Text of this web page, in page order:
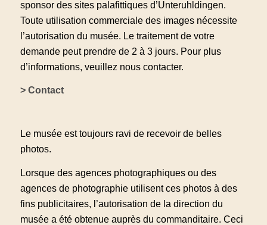
sponsor des sites palafittiques d’Unteruhldingen.
Toute utilisation commerciale des images nécessite
l’autorisation du musée. Le traitement de votre
demande peut prendre de 2 à 3 jours. Pour plus
d’informations, veuillez nous contacter.
> Contact
Le musée est toujours ravi de recevoir de belles
photos.
Lorsque des agences photographiques ou des
agences de photographie utilisent ces photos à des
fins publicitaires, l’autorisation de la direction du
musée a été obtenue auprès du commanditaire. Ceci